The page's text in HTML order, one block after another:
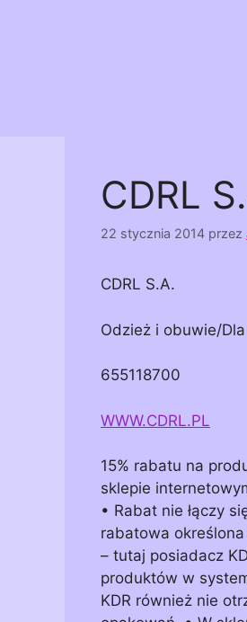
CDRL
22 stycznia 2014 przez
CDRL S.A.
Odzież i obuwie/
655118700
WWW.CDRL.PL
15% rabatu na
sklepie
• Rabat nie łączy
rabatowa
– tutaj posiadacz
produktów w
KDR również nie